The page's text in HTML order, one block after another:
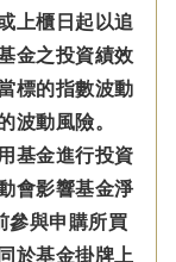
上櫃日起以追
金之投資績效
標的指數波動
波動風險。
基金進行投資
會影響基金淨
參與申購所買
於基金掛牌上